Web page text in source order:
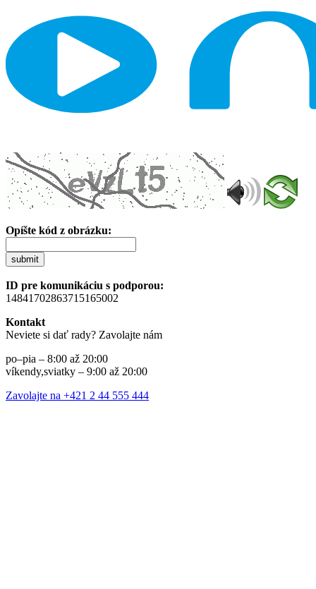
Opíšte kód z obrázku:
submit
ID pre komunikáciu s podporou:
14841702863715165002
Kontakt
Neviete si dať rady? Zavolajte nám
po–pia – 8:00 až 20:00
víkendy,sviatky – 9:00 až 20:00
Zavolajte na +421 2 44 555 444